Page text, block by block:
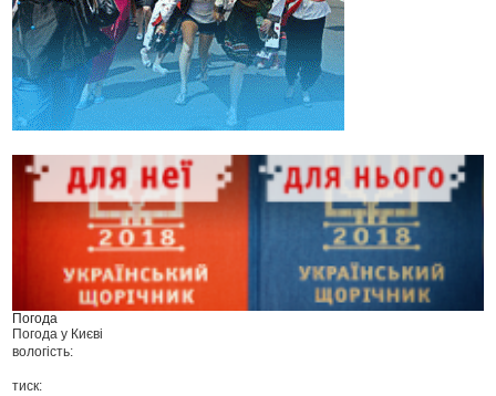
Погода
Погода у Києві
вологість:
тиск: